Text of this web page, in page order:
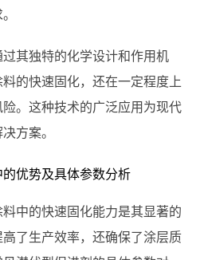
其独特的化学设计和作用机
的快速固化，还在一定程度上
。这种技术的广泛应用为现代
方案。
优势及具体参数分析
中的快速固化能力是其显著的
了生产效率，还确保了涂层质